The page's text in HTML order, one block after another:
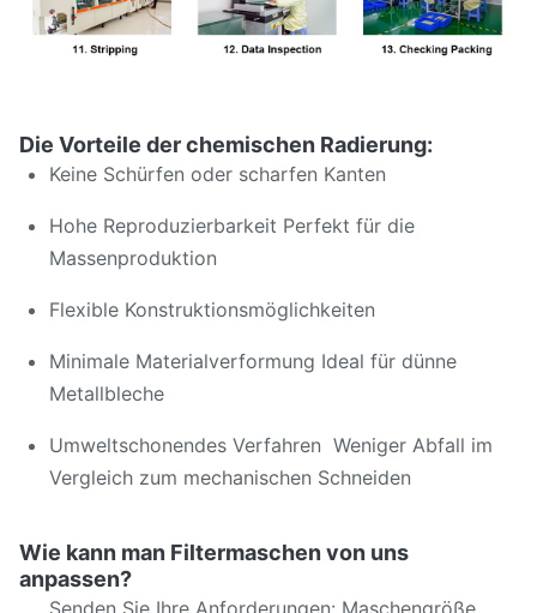
Die Vorteile der chemischen Radierung:
Keine Schürfen oder scharfen Kanten
Hohe Reproduzierbarkeit Perfekt für die
Massenproduktion
Flexible Konstruktionsmöglichkeiten
Minimale Materialverformung Ideal für dünne
Metallbleche
Umweltschonendes Verfahren ­ Weniger Abfall im
Vergleich zum mechanischen Schneiden
Wie kann man Filtermaschen von uns
anpassen?
Senden Sie Ihre Anforderungen: Maschengröße,